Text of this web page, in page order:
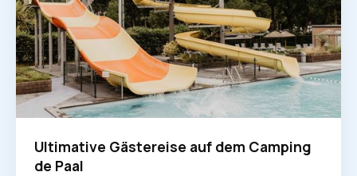
Ultimative Gästereise auf dem Camping
de Paal